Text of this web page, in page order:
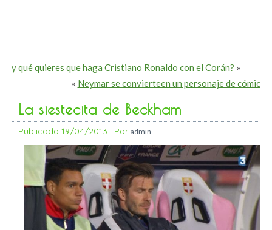
y qué quieres que haga Cristiano Ronaldo con el Corán? »
« Neymar se convierteen un personaje de cómic
La siestecita de Beckham
Publicado 19/04/2013 | Por admin